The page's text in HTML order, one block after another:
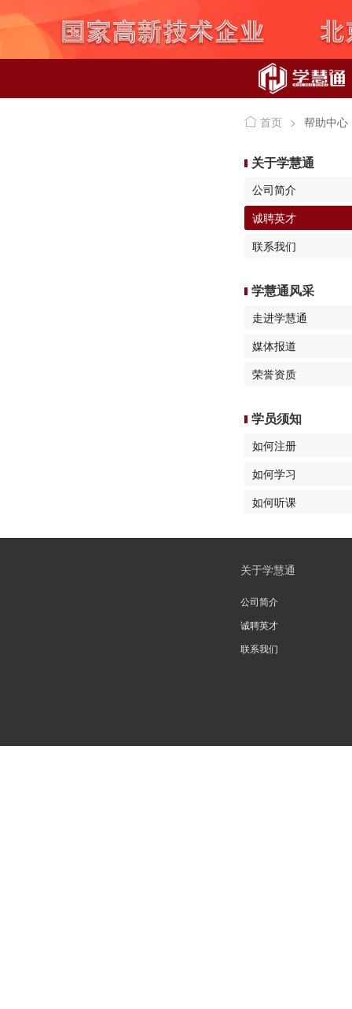
首页 > 帮助中心
关于学慧通
公司简介
诚聘英才
联系我们
学慧通风采
走进学慧通
媒体报道
荣誉资质
学员须知
如何注册
如何学习
如何听课
关于学慧通
公司简介
诚聘英才
联系我们